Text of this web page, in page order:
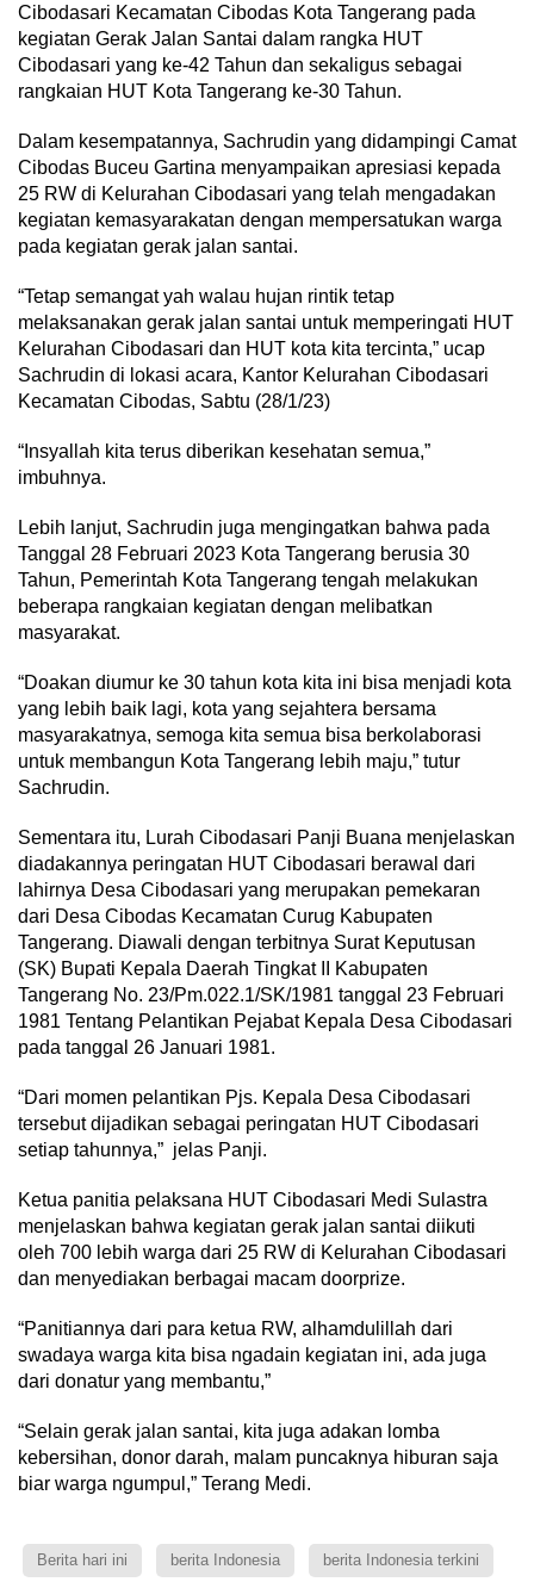
Cibodasari Kecamatan Cibodas Kota Tangerang pada
kegiatan Gerak Jalan Santai dalam rangka HUT
Cibodasari yang ke-42 Tahun dan sekaligus sebagai
rangkaian HUT Kota Tangerang ke-30 Tahun.
Dalam kesempatannya, Sachrudin yang didampingi Camat
Cibodas Buceu Gartina menyampaikan apresiasi kepada
25 RW di Kelurahan Cibodasari yang telah mengadakan
kegiatan kemasyarakatan dengan mempersatukan warga
pada kegiatan gerak jalan santai.
“Tetap semangat yah walau hujan rintik tetap
melaksanakan gerak jalan santai untuk memperingati HUT
Kelurahan Cibodasari dan HUT kota kita tercinta,” ucap
Sachrudin di lokasi acara, Kantor Kelurahan Cibodasari
Kecamatan Cibodas, Sabtu (28/1/23)
“Insyallah kita terus diberikan kesehatan semua,”
imbuhnya.
Lebih lanjut, Sachrudin juga mengingatkan bahwa pada
Tanggal 28 Februari 2023 Kota Tangerang berusia 30
Tahun, Pemerintah Kota Tangerang tengah melakukan
beberapa rangkaian kegiatan dengan melibatkan
masyarakat.
“Doakan diumur ke 30 tahun kota kita ini bisa menjadi kota
yang lebih baik lagi, kota yang sejahtera bersama
masyarakatnya, semoga kita semua bisa berkolaborasi
untuk membangun Kota Tangerang lebih maju,” tutur
Sachrudin.
Sementara itu, Lurah Cibodasari Panji Buana menjelaskan
diadakannya peringatan HUT Cibodasari berawal dari
lahirnya Desa Cibodasari yang merupakan pemekaran
dari Desa Cibodas Kecamatan Curug Kabupaten
Tangerang. Diawali dengan terbitnya Surat Keputusan
(SK) Bupati Kepala Daerah Tingkat II Kabupaten
Tangerang No. 23/Pm.022.1/SK/1981 tanggal 23 Februari
1981 Tentang Pelantikan Pejabat Kepala Desa Cibodasari
pada tanggal 26 Januari 1981.
“Dari momen pelantikan Pjs. Kepala Desa Cibodasari
tersebut dijadikan sebagai peringatan HUT Cibodasari
setiap tahunnya,” jelas Panji.
Ketua panitia pelaksana HUT Cibodasari Medi Sulastra
menjelaskan bahwa kegiatan gerak jalan santai diikuti
oleh 700 lebih warga dari 25 RW di Kelurahan Cibodasari
dan menyediakan berbagai macam doorprize.
“Panitiannya dari para ketua RW, alhamdulillah dari
swadaya warga kita bisa ngadain kegiatan ini, ada juga
dari donatur yang membantu,”
“Selain gerak jalan santai, kita juga adakan lomba
kebersihan, donor darah, malam puncaknya hiburan saja
biar warga ngumpul,” Terang Medi.
Berita hari ini berita Indonesia berita Indonesia terkini